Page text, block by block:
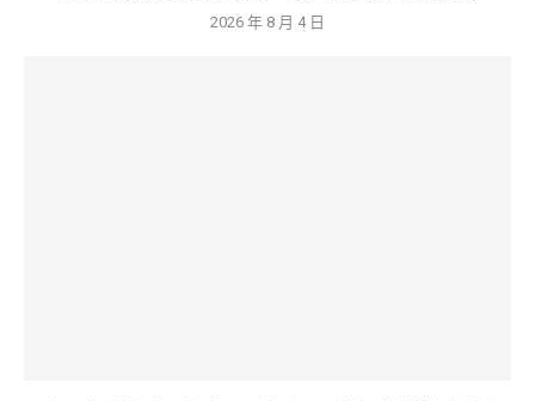
2026 年 8 月 4 日